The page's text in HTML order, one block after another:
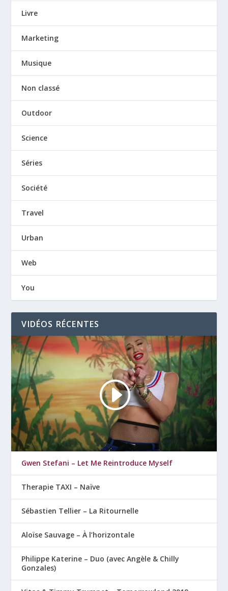
Livre
Marketing
Musique
Non classé
Outdoor
Science
Séries
Société
Travel
Urban
Web
You
VIDÉOS RÉCENTES
Gwen Stefani – Let Me Reintroduce Myself
Therapie TAXI – Naïve
Sébastien Tellier – La Ritournelle
Aloïse Sauvage – À l’horizontale
Philippe Katerine – Duo (avec Angèle & Chilly
Gonzales)